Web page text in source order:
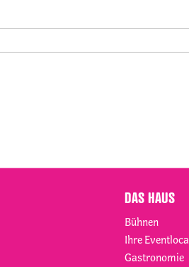
DAS HAUS
Bühnen
Ihre
Gastronomie